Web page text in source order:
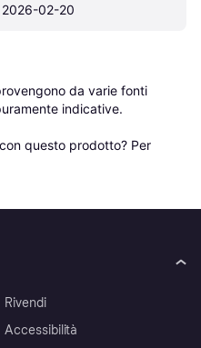
2026-02-20
da varie fonti
indicative.
questo prodotto? Per
Rivendi
Accessibilità